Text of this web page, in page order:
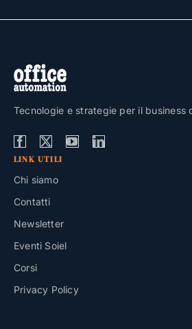
Tecnologie e strategie per il business
LINK UTILI
Chi siamo
Contatti
Newsletter
Eventi Soiel
Corsi
Privacy Policy